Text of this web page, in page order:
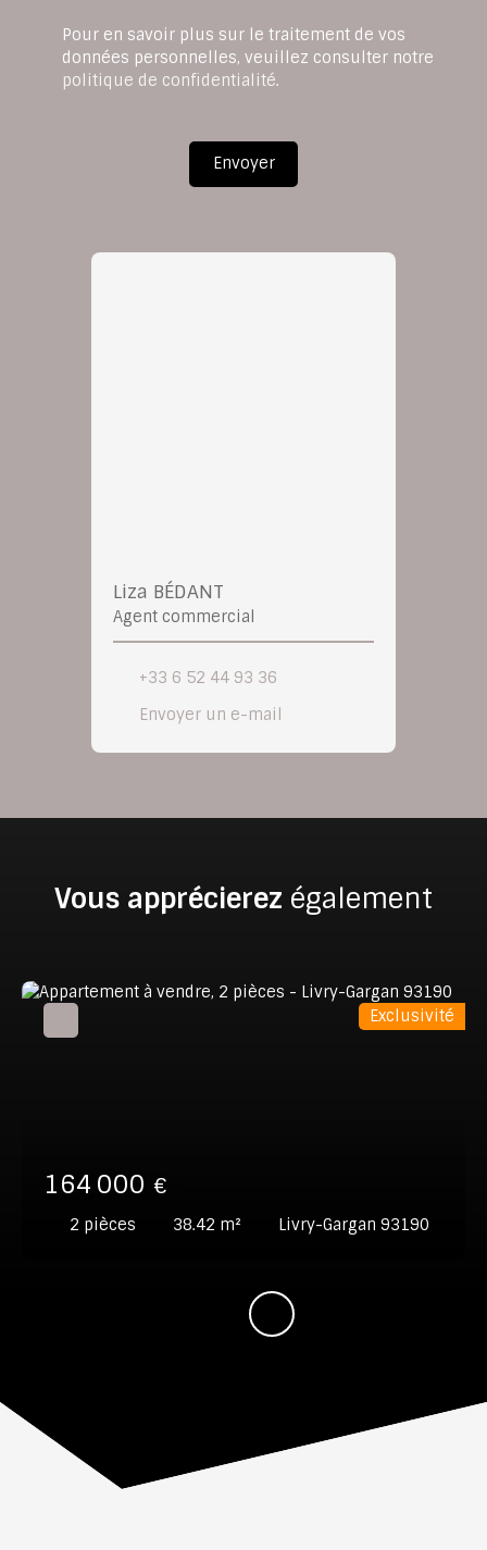
Pour en savoir plus sur le traitement de vos
données personnelles, veuillez consulter notre
politique de confidentialité.
Envoyer
Liza BÉDANT
Agent commercial
+33 6 52 44 93 36
Envoyer un e-mail
Vous apprécierez également
164 000 €
2 pièces 38.42 m² Livry-Gargan 93190
Exclusivité